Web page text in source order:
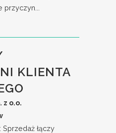
KLIENTA
z o.o.
łączy